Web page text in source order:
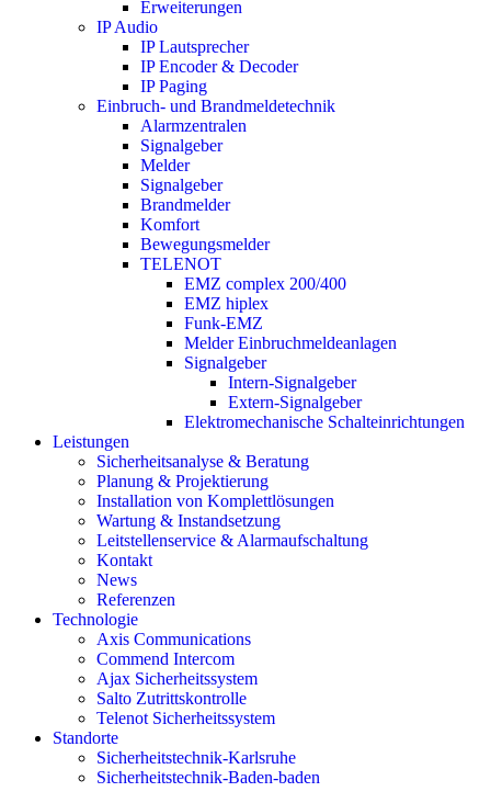
Erweiterungen
IP Audio
IP Lautsprecher
IP Encoder & Decoder
IP Paging
Einbruch- und Brandmeldetechnik
Alarmzentralen
Signalgeber
Melder
Signalgeber
Brandmelder
Komfort
Bewegungsmelder
TELENOT
EMZ complex 200/400
EMZ hiplex
Funk-EMZ
Melder Einbruchmeldeanlagen
Signalgeber
Intern-Signalgeber
Extern-Signalgeber
Elektromechanische Schalteinrichtungen
Leistungen
Sicherheitsanalyse & Beratung
Planung & Projektierung​
Installation von Komplettlösungen
Wartung & Instandsetzung
Leitstellenservice & Alarmaufschaltung
Kontakt
News
Referenzen
Technologie
Axis Communications
Commend Intercom
Ajax Sicherheitssystem​
Salto Zutrittskontrolle
Telenot Sicherheitssystem
Standorte
Sicherheitstechnik-Karlsruhe
Sicherheitstechnik-Baden-baden